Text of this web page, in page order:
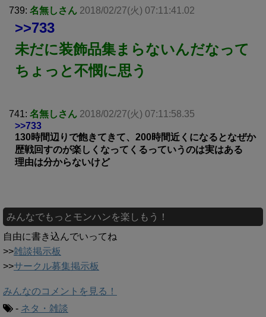
739: 名無しさん 2018/02/27(火) 07:11:41.02
>>733
未だに装飾品集まらないんだなって
ちょっと不憫に思う
741: 名無しさん 2018/02/27(火) 07:11:58.35
>>733
130時間辺りで飽きてきて、200時間近くになるとなぜか
歴戦回すのが楽しくなってくるっていうのは実はある
理由は分からないけど
みんなでもっとモンハンを楽しもう！
自由に書き込んでいってね
>>雑談掲示板
>>サークル募集掲示板
みんなのコメントを見る！
- ネタ・雑談